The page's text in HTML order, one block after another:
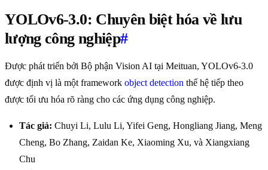
YOLOv6-3.0: Chuyên biệt hóa về lưu
lượng công nghiệp#
Được phát triển bởi Bộ phận Vision AI tại Meituan, YOLOv6-3.0
được định vị là một framework object detection thế hệ tiếp theo
được tối ưu hóa rõ ràng cho các ứng dụng công nghiệp.
Tác giả: Chuyi Li, Lulu Li, Yifei Geng, Hongliang Jiang, Meng
Cheng, Bo Zhang, Zaidan Ke, Xiaoming Xu, và Xiangxiang
Chu